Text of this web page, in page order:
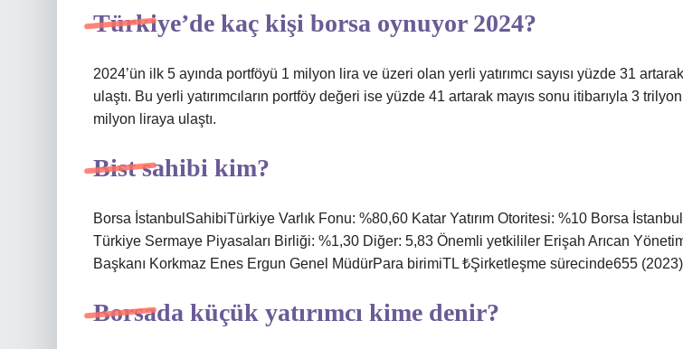
Türkiye’de kaç kişi borsa oynuyor 2024?
2024’ün ilk 5 ayında portföyü 1 milyon lira ve üzeri olan yerli yatırımcı sayısı yüzde 31
ulaştı. Bu yerli yatırımcıların portföy değeri ise yüzde 41 artarak mayıs sonu itibarıyla 3
milyon liraya ulaştı.
Bist sahibi kim?
Borsa İstanbulSahibiTürkiye Varlık Fonu: %80,60 Katar Yatırım Otoritesi: %10 Borsa
Türkiye Sermaye Piyasaları Birliği: %1,30 Diğer: 5,83 Önemli yetkililer Erişah Arıcan
Başkanı Korkmaz Enes Ergun Genel MüdürPara birimiTL ₺Şirketleşme sürecinde655
Borsada küçük yatırımcı kime denir?